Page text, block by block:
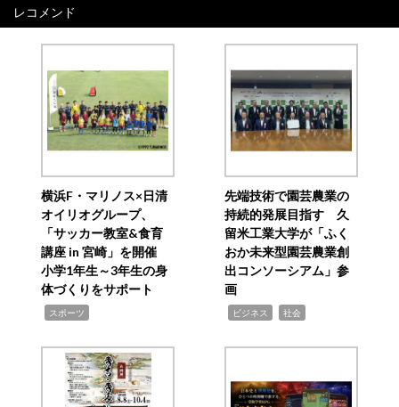
レコメンド
横浜F・マリノス×日清
オイリオグループ、
「サッカー教室&食育
講座 in 宮崎」を開催
小学1年生～3年生の身
体づくりをサポート
スポーツ
先端技術で園芸農業の
持続的発展目指す 久
留米工業大学が「ふく
おか未来型園芸農業創
出コンソーシアム」参
画
ビジネス 社会